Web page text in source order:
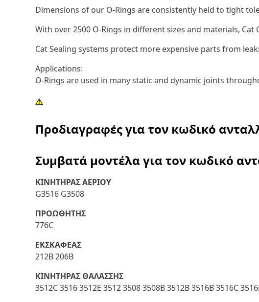
Dimensions of our O-Rings are consistently held to tight
With over 2500 O-Rings in different sizes and materials,
Cat Sealing systems protect more expensive parts from
Applications:
O-Rings are used in many static and dynamic joints
Προδιαγραφές για τον κωδικό
Συμβατά μοντέλα για τον κωδικό
ΚΙΝΗΤΗΡΑΣ ΑΕΡΙΟΥ
G3516 G3508
ΠΡΟΩΘΗΤΗΣ
776C
ΕΚΣΚΑΦΕΑΣ
212B 206B
ΚΙΝΗΤΗΡΑΣ ΘΑΛΑΣΣΗΣ
3512C 3516 3512E 3512 3508 3508B 3512B 3516B 3516C